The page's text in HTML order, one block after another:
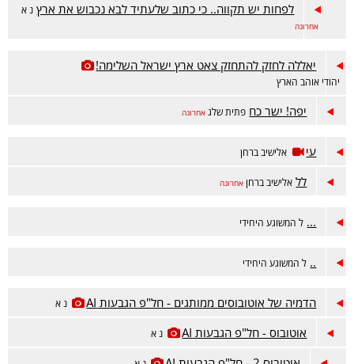
לפחות יש תקווה.. כי כתוב שלעתיד לבא נכבוש את ארץ נ א
אחרונה
יאללה לחזק להתחזק צאט ארץ ישראל השלימה!
יהודי אוהב הארץ
יפה! ישר כח פתית שלג אחרונה
עי אלישיב ברחן
לל אלישיב ברחן אחרונה
... ל המשוגע היחידי
.. ל המשוגע היחידי
הדמיה של אוטובוסים ממותגים - חל"פ הגבעות AI נ א
אוטובוס - חל"פ הגבעות AI נ א